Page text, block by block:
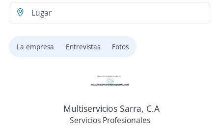
La empresa Entrevistas Fotos
Multiservicios Sarra, C.A
Servicios Profesionales